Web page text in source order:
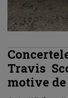
Travis
motive